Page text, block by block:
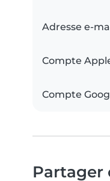
Adresse e-
Compte
Compte
Partager